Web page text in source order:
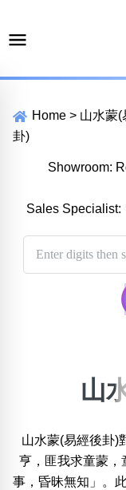
Home > 山水蒙(
卦)
Showroom:
Sales Specialist:
搜尋選項
位置:
一 二 三
山
山水蒙(易經後卦)
亨，匪我求童蒙，
事，昏昧無知」。